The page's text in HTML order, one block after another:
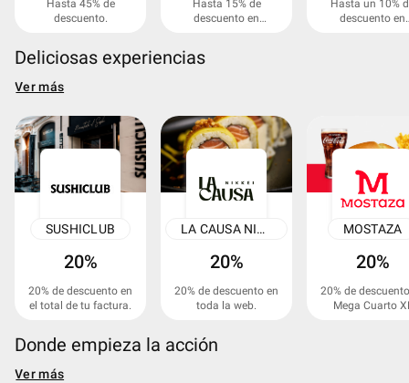
Hasta 45% de
descuento.
Hasta 15% de
descuento en
Hasta un 10%
descuento en
Deliciosas experiencias
Ver más
SUSHICLUB
20%
20% de descuento en
el total de tu factura.
LA CAUSA NIKKEI ONLINE
20%
20% de descuento en
toda la web.
MOSTAZA
20%
20% de
Mega Cuarto
Donde empieza la acción
Ver más